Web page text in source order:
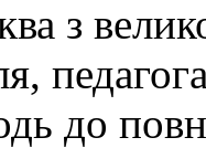
з
до